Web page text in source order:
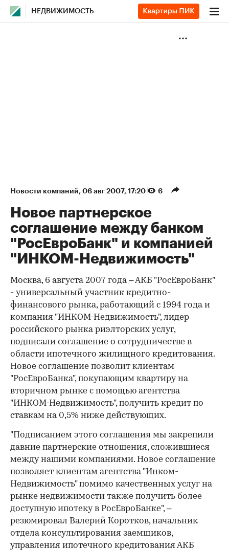
НЕДВИЖИМОСТЬ
Новости компаний⁠, 06 авг 2007, 17:20 6
Новое партнерское
соглашение между банком
"РосЕвроБанк" и компанией
"ИНКОМ-Недвижимость"
Москва, 6 августа 2007 года – АКБ "РосЕвроБанк"
- универсальный участник кредитно-
финансового рынка, работающий с 1994 года и
компания "ИНКОМ-Недвижимость", лидер
российского рынка риэлторских услуг,
подписали соглашение о сотрудничестве в
области ипотечного жилищного кредитования.
Новое соглашение позволит клиентам
"РосЕвроБанка", покупающим квартиру на
вторичном рынке с помощью агентства
"ИНКОМ-Недвижимость", получить кредит по
ставкам на 0,5% ниже действующих.
"Подписанием этого соглашения мы закрепили
давние партнерские отношения, сложившиеся
между нашими компаниями. Новое соглашение
позволяет клиентам агентства "Инком-
Недвижимость" помимо качественных услуг на
рынке недвижимости также получить более
доступную ипотеку в РосЕвроБанке", –
резюмировал Валерий Коротков, начальник
отдела консультирования заемщиков,
управления ипотечного кредитования АКБ